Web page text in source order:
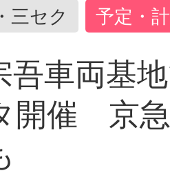
三セク 予定・
車両基
開催 京